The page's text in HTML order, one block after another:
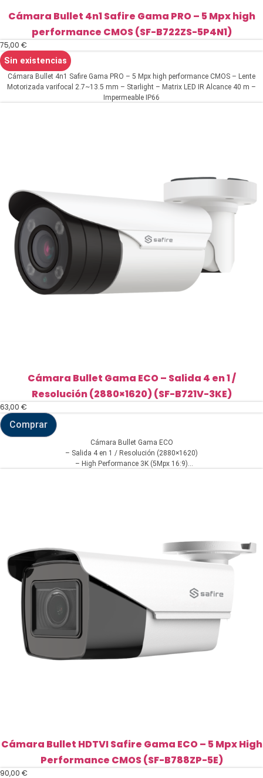
Cámara Bullet 4n1 Safire Gama PRO – 5 Mpx high
performance CMOS (SF-B722ZS-5P4N1)
75,00 €
Sin existencias
Cámara Bullet 4n1 Safire Gama PRO – 5 Mpx high performance CMOS – Lente
Motorizada varifocal 2.7~13.5 mm – Starlight – Matrix LED IR Alcance 40 m –
Impermeable IP66
Cámara Bullet Gama ECO – Salida 4 en 1 /
Resolución (2880×1620) (SF-B721V-3KE)
63,00 €
Cámara
Bullet
-
B721V-
3KE)
cantidad
Comprar
Cámara Bullet Gama ECO
– Salida 4 en 1 / Resolución (2880×1620)
– High Performance 3K (5Mpx 16:9)
Cámara Bullet HDTVI Safire Gama ECO – 5 Mpx High
Performance CMOS (SF-B788ZP-5E)
90,00 €